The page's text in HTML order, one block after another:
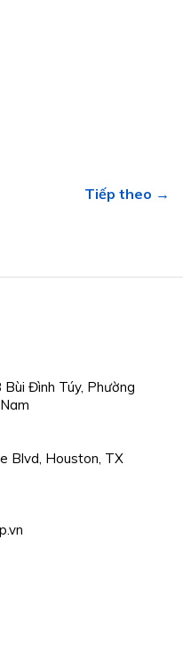
Tiếp theo →
Đình Túy, Phường
Blvd, Houston, TX